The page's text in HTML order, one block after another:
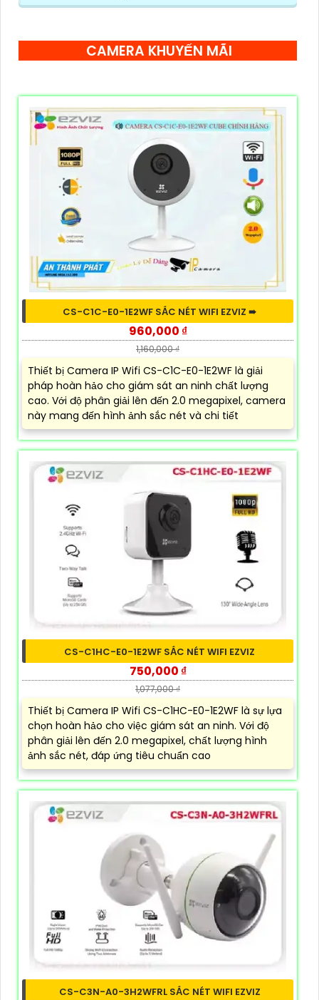
CAMERA KHUYẾN MÃI
CS-C1C-E0-1E2WF SẮC NÉT WIFI EZVIZ ➠
960,000 ₫
1,160,000 ₫
Thiết bị Camera IP Wifi CS-C1C-E0-1E2WF là giải
pháp hoàn hảo cho giám sát an ninh chất lượng
cao. Với độ phân giải lên đến 2.0 megapixel, camera
này mang đến hình ảnh sắc nét và chi tiết
CS-C1HC-E0-1E2WF SẮC NÉT WIFI EZVIZ
750,000 ₫
1,077,000 ₫
Thiết bị Camera IP Wifi CS-C1HC-E0-1E2WF là sự lựa
chọn hoàn hảo cho việc giám sát an ninh. Với độ
phân giải lên đến 2.0 megapixel, chất lượng hình
ảnh sắc nét, đáp ứng tiêu chuẩn cao
CS-C3N-A0-3H2WFRL SẮC NÉT WIFI EZVIZ